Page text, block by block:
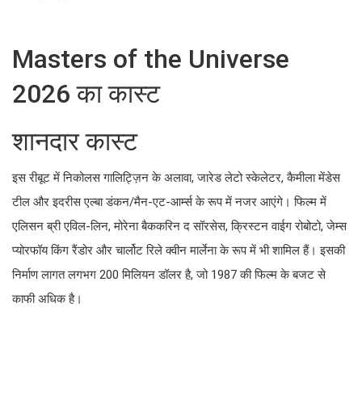
Masters of the Universe
2026 का कास्ट
शानदार कास्ट
इस रीबूट में निकोलस गालिट्ज़िन के अलावा, जारेड लेटो स्केलेटर, कैमीला मेंडेस
टील और इदरीस एल्बा डंकन/मैन-एट-आर्म्स के रूप में नजर आएंगे। फिल्म में
एलिसन ब्री एविल-लिन, मोरेना बैककरिन द सॉरसेस, क्रिस्टन वाईग रोबोटो, जेम्स
प्योरफॉय किंग रैंडोर और चार्लोट रिले क्वीन मार्लेना के रूप में भी शामिल हैं। इसकी
निर्माण लागत लगभग 200 मिलियन डॉलर है, जो 1987 की फिल्म के बजट से
काफी अधिक है।